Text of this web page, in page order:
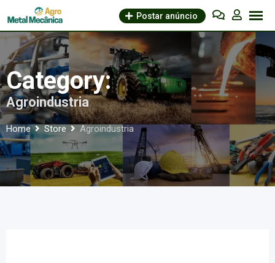
to
content
Postar anúncio
Category:
Agroindustria
Home Store Agroindustria